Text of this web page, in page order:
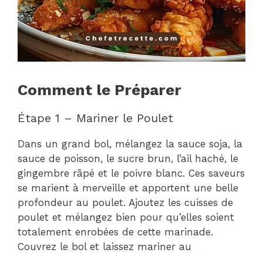
Comment le Préparer
Étape 1 – Mariner le Poulet
Dans un grand bol, mélangez la sauce soja, la
sauce de poisson, le sucre brun, l’ail haché, le
gingembre râpé et le poivre blanc. Ces saveurs
se marient à merveille et apportent une belle
profondeur au poulet. Ajoutez les cuisses de
poulet et mélangez bien pour qu’elles soient
totalement enrobées de cette marinade.
Couvrez le bol et laissez mariner au